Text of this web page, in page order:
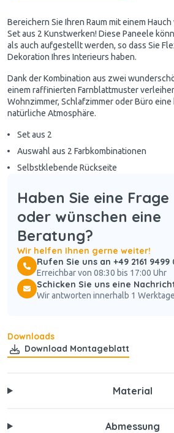
Bereichern Sie Ihren Raum mit einem
Set aus 2 Kunstwerken! Diese Paneele
als auch aufgestellt werden, so dass Sie
Dekoration Ihres Interieurs haben.
Dank der Kombination aus zwei
einem raffinierten Farnblattmuster
Wohnzimmer, Schlafzimmer oder Büro eine
natürliche Atmosphäre.
Set aus 2
Auswahl aus 2 Farbkombinationen
Selbstklebende Rückseite
Haben Sie eine Frage
oder wünschen eine
Beratung?
Wir helfen Ihnen gerne weiter!
Rufen Sie uns an +49 2161 9499
Erreichbar von 08:30 bis 17:00 Uhr
Schicken Sie uns eine
Wir antworten innerhalb 1
Downloads
Download Montageblatt
Material
Abmessung